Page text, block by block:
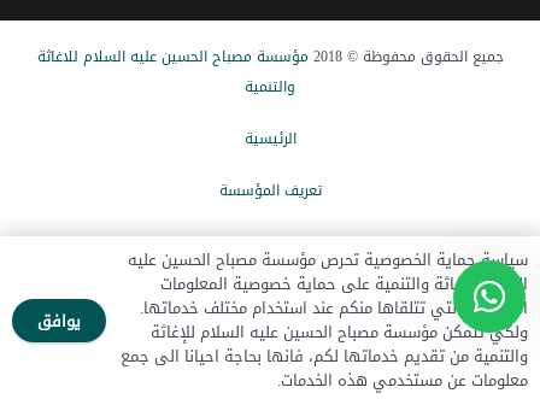
جميع الحقوق محفوظة © 2018
مؤسسة مصباح الحسین علیه السلام للاغاثة
والتنمیة
الرئيسیة
تعریف المؤسسة
الاخبار
تبرع الآن
اتصل بنا
سياسة حماية الخصوصية تحرص مؤسسة مصباح الحسين عليه
السلام للإغاثة والتنمية على حماية خصوصية المعلومات
الشخصية التي تتلقاها منكم عند استخدام مختلف خدماتها.
ولكي تتمكن مؤسسة مصباح الحسين عليه السلام للإغاثة
والتنمية من تقديم خدماتها لكم، فانها بحاجة احيانا الى جمع
معلومات عن مستخدمي هذه الخدمات.
يوافق